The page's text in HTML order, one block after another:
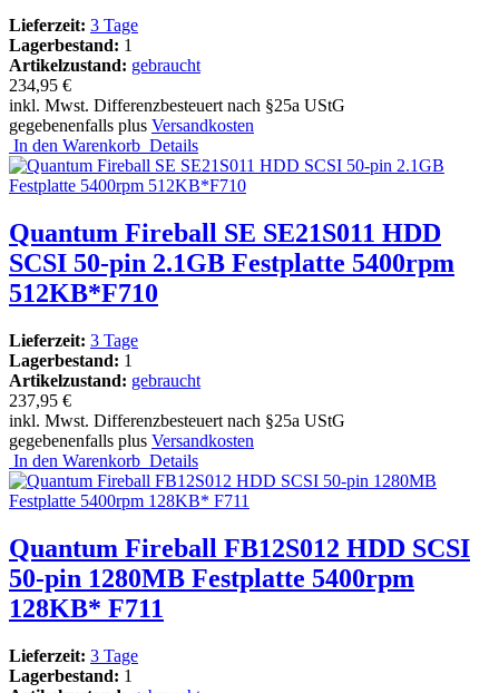
Lieferzeit: 3 Tage
Lagerbestand: 1
Artikelzustand: gebraucht
234,95 €
inkl. Mwst. Differenzbesteuert nach §25a UStG
gegebenenfalls plus Versandkosten
In den Warenkorb Details
Quantum Fireball SE SE21S011 HDD
SCSI 50-pin 2.1GB Festplatte 5400rpm
512KB*F710
Lieferzeit: 3 Tage
Lagerbestand: 1
Artikelzustand: gebraucht
237,95 €
inkl. Mwst. Differenzbesteuert nach §25a UStG
gegebenenfalls plus Versandkosten
In den Warenkorb Details
Quantum Fireball FB12S012 HDD SCSI
50-pin 1280MB Festplatte 5400rpm
128KB* F711
Lieferzeit: 3 Tage
Lagerbestand: 1